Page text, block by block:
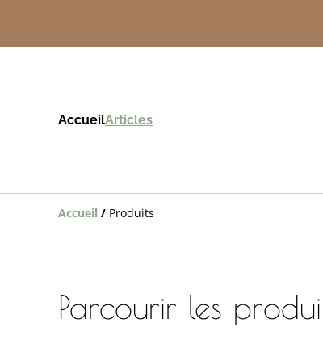
AccueilArticles
Accueil / Produits
Parcourir les